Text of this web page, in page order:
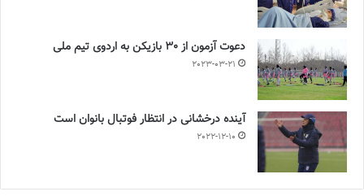
دعوت آزمون از 30 بازیکن به اردوی تیم ملی
2023-03-21
آینده درخشانی در انتظار فوتبال بانوان است
2022-12-10